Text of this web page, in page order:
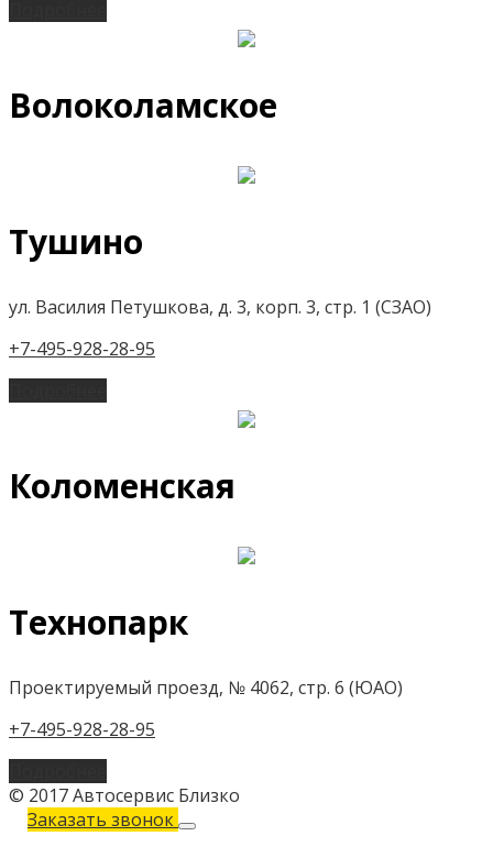
Волоколамское
Тушино
ул. Василия Петушкова, д. 3, корп. 3, стр. 1 (СЗАО)
+7-495-928-28-95
Коломенская
Технопарк
Проектируемый проезд, № 4062, стр. 6 (ЮАО)
+7-495-928-28-95
© 2017 Автосервис Близко
Заказать звонок